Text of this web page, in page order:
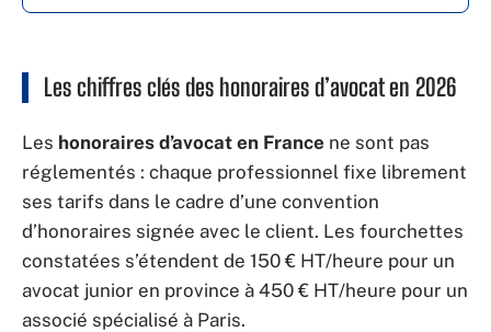
Les chiffres clés des honoraires d’avocat en 2026
Les honoraires d’avocat en France ne sont pas
réglementés : chaque professionnel fixe librement
ses tarifs dans le cadre d’une convention
d’honoraires signée avec le client. Les fourchettes
constatées s’étendent de 150 € HT/heure pour un
avocat junior en province à 450 € HT/heure pour un
associé spécialisé à Paris.